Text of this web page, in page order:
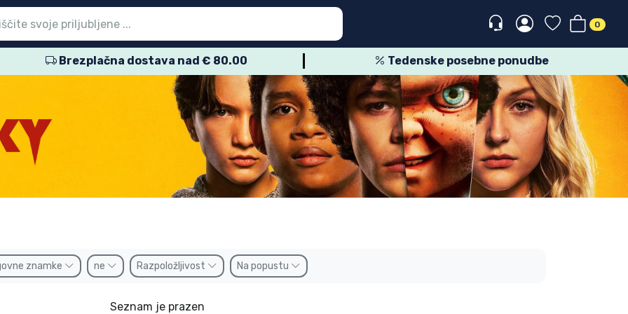
0
Brezplačna dostava nad € 80.00 Tedenske posebne ponudbe
znamke ne Razpoložljivost Na popustu
Seznam je prazen
meni
meni
meni
meni
meni
meni
meni
meni
meni